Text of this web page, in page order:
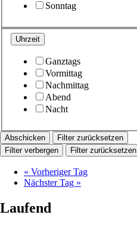
Sonntag
Uhrzeit
Ganztags
Vormittag
Nachmittag
Abend
Nacht
Filter zurücksetzen
Filter verbergen
Filter zurücksetzen
« Vorheriger Tag
Nächster Tag »
Laufend